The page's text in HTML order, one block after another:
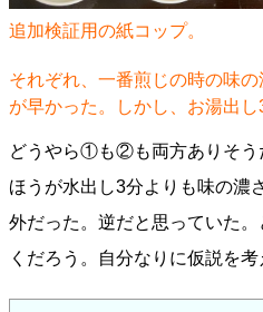
追加検証用の紙コップ。
それぞれ、一番煎じの時の味
が早かった。しかし、お湯出し
どうやら①も②も両方ありそう
ほうが水出し3分よりも味の濃
外だった。逆だと思っていた
くだろう。自分なりに仮説を考